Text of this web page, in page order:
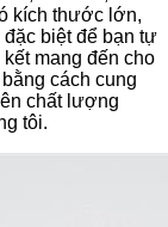
kích thước lớn,
biệt để bạn tự
mang đến cho
cách cung
chất lượng
tôi.